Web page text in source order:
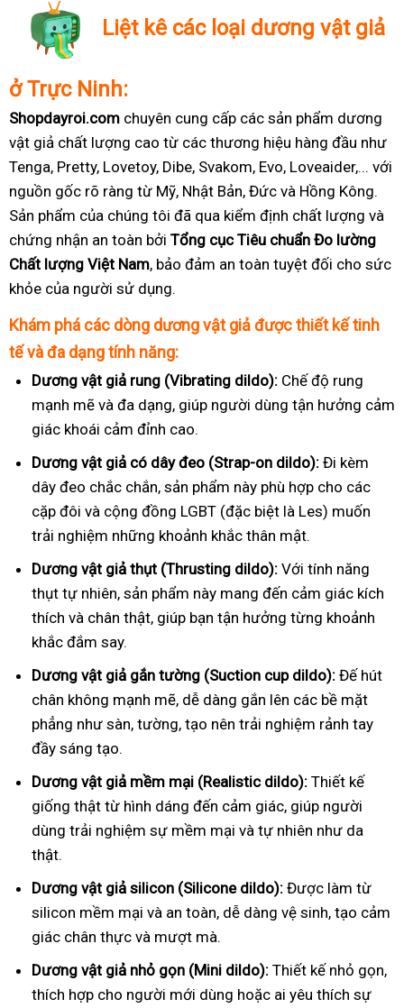
Liệt kê các loại dương vật giả
ở Trực Ninh:
Shopdayroi.com chuyên cung cấp các sản phẩm dương
vật giả chất lượng cao từ các thương hiệu hàng đầu như
Tenga, Pretty, Lovetoy, Dibe, Svakom, Evo, Loveaider,... với
nguồn gốc rõ ràng từ Mỹ, Nhật Bản, Đức và Hồng Kông.
Sản phẩm của chúng tôi đã qua kiểm định chất lượng và
chứng nhận an toàn bởi Tổng cục Tiêu chuẩn Đo lường
Chất lượng Việt Nam, bảo đảm an toàn tuyệt đối cho sức
khỏe của người sử dụng.
Khám phá các dòng dương vật giả được thiết kế tinh
tế và đa dạng tính năng:
Dương vật giả rung (Vibrating dildo): Chế độ rung
mạnh mẽ và đa dạng, giúp người dùng tận hưởng cảm
giác khoái cảm đỉnh cao.
Dương vật giả có dây đeo (Strap-on dildo): Đi kèm
dây đeo chắc chắn, sản phẩm này phù hợp cho các
cặp đôi và cộng đồng LGBT (đặc biệt là Les) muốn
trải nghiệm những khoảnh khắc thân mật.
Dương vật giả thụt (Thrusting dildo): Với tính năng
thụt tự nhiên, sản phẩm này mang đến cảm giác kích
thích và chân thật, giúp bạn tận hưởng từng khoảnh
khắc đắm say.
Dương vật giả gắn tường (Suction cup dildo): Đế hút
chân không mạnh mẽ, dễ dàng gắn lên các bề mặt
phẳng như sàn, tường, tạo nên trải nghiệm rảnh tay
đầy sáng tạo.
Dương vật giả mềm mại (Realistic dildo): Thiết kế
giống thật từ hình dáng đến cảm giác, giúp người
dùng trải nghiệm sự mềm mại và tự nhiên như da
thật.
Dương vật giả silicon (Silicone dildo): Được làm từ
silicon mềm mại và an toàn, dễ dàng vệ sinh, tạo cảm
giác chân thực và mượt mà.
Dương vật giả nhỏ gọn (Mini dildo): Thiết kế nhỏ gọn,
thích hợp cho người mới dùng hoặc ai yêu thích sự